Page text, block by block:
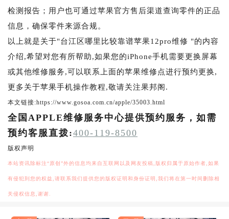
检测报告；用户也可通过苹果官方售后渠道查询零件的正品
信息，确保零件来源合规。
以上就是关于"台江区哪里比较靠谱苹果12pro维修 "的内容
介绍,希望对您有所帮助,如果您的iPhone手机需要更换屏幕
或其他维修服务,可以联系上面的苹果维修点进行预约更换,
更多关于苹果手机操作教程,敬请关注果邦阁.
本文链接:https://www.gosoa.com.cn/apple/35003.html
全国APPLE维修服务中心提供预约服务，如需
预约客服直拨:400-119-8500
版权声明
本站资讯除标注“原创”外的信息均来自互联网以及网友投稿,版权归属于原始作者,如果
有侵犯到您的权益,请联系我们提供您的版权证明和身份证明,我们将在第一时间删除相
关侵权信息,谢谢.